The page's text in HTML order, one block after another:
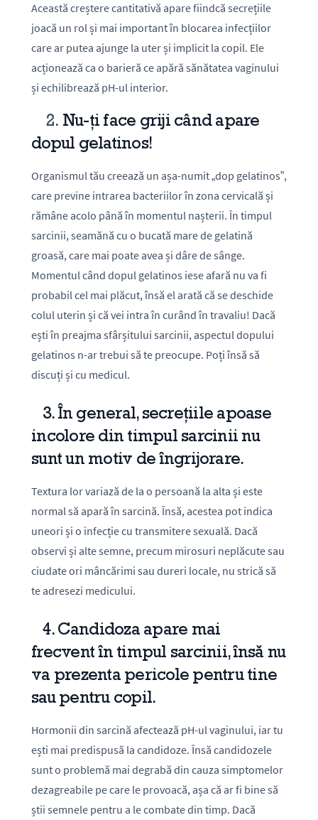
Această creștere cantitativă apare fiindcă secrețiile
joacă un rol și mai important în blocarea infecțiilor
care ar putea ajunge la uter și implicit la copil. Ele
acționează ca o barieră ce apără sănătatea vaginului
și echilibrează pH-ul interior.
2. Nu-ți face griji când apare
dopul gelatinos!
Organismul tău creează un așa-numit „dop gelatinos”,
care previne intrarea bacteriilor în zona cervicală și
rămâne acolo până în momentul nașterii. În timpul
sarcinii, seamănă cu o bucată mare de gelatină
groasă, care mai poate avea și dâre de sânge.
Momentul când dopul gelatinos iese afară nu va fi
probabil cel mai plăcut, însă el arată că se deschide
colul uterin și că vei intra în curând în travaliu! Dacă
ești în preajma sfârșitului sarcinii, aspectul dopului
gelatinos n-ar trebui să te preocupe. Poți însă să
discuți și cu medicul.
3. În general, secrețiile apoase
incolore din timpul sarcinii nu
sunt un motiv de îngrijorare.
Textura lor variază de la o persoană la alta și este
normal să apară în sarcină. Însă, acestea pot indica
uneori și o infecție cu transmitere sexuală. Dacă
observi și alte semne, precum mirosuri neplăcute sau
ciudate ori mâncărimi sau dureri locale, nu strică să
te adresezi medicului.
4. Candidoza apare mai
frecvent în timpul sarcinii, însă nu
va prezenta pericole pentru tine
sau pentru copil.
Hormonii din sarcină afectează pH-ul vaginului, iar tu
ești mai predispusă la candidoze. Însă candidozele
sunt o problemă mai degrabă din cauza simptomelor
dezagreabile pe care le provoacă, așa că ar fi bine să
știi semnele pentru a le combate din timp. Dacă